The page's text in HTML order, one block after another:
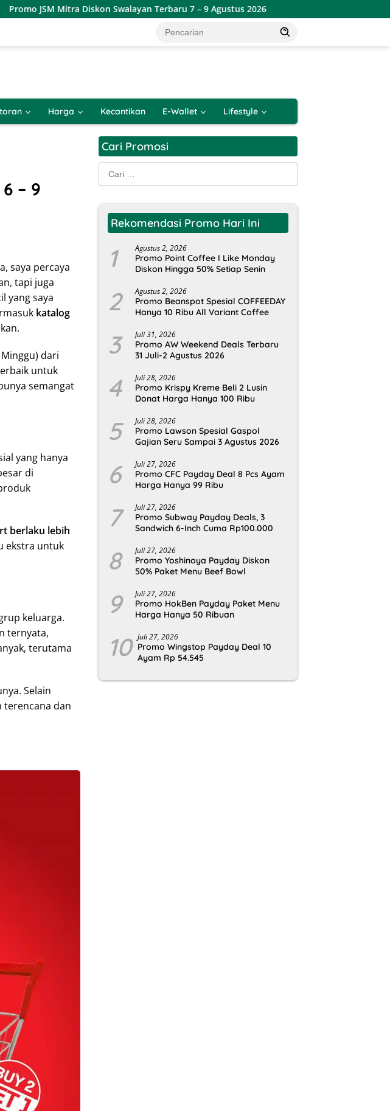
Diskon Swalayan Terbaru 7 – 9 Agustus 2026 Promo Greensmart Weekend Terbaru
Harga Kecantikan E-Wallet Lifestyle
– 9
saya percaya
tapi juga
yang saya
katalog
dari
untuk
semangat
yang hanya
di
berlaku lebih
ekstra untuk
keluarga.
ternyata,
terutama
Selain
terencana dan
Cari Promosi
Cari
untuk:
Rekomendasi Promo Hari Ini
1 Agustus 2, 2026
Promo Point Coffee I Like Monday
Diskon Hingga 50% Setiap Senin
2 Agustus 2, 2026
Promo Beanspot Spesial COFFEEDAY
Hanya 10 Ribu All Variant Coffee
3 Juli 31, 2026
Promo AW Weekend Deals Terbaru
31 Juli-2 Agustus 2026
4 Juli 28, 2026
Promo Krispy Kreme Beli 2 Lusin
Donat Harga Hanya 100 Ribu
5 Juli 28, 2026
Promo Lawson Spesial Gaspol
Gajian Seru Sampai 3 Agustus 2026
6 Juli 27, 2026
Promo CFC Payday Deal 8 Pcs Ayam
Harga Hanya 99 Ribu
7 Juli 27, 2026
Promo Subway Payday Deals, 3
Sandwich 6-Inch Cuma Rp100.000
8 Juli 27, 2026
Promo Yoshinoya Payday Diskon
50% Paket Menu Beef Bowl
9 Juli 27, 2026
Promo HokBen Payday Paket Menu
Harga Hanya 50 Ribuan
10 Juli 27, 2026
Promo Wingstop Payday Deal 10
Ayam Rp 54.545